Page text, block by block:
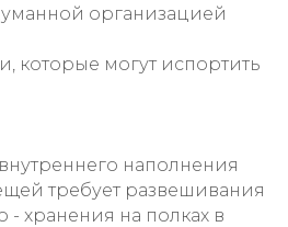
организацией
которые могут испортить
наполнения
требует развешивания
- хранения на полках в